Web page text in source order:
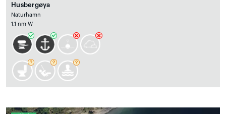
Husbergøya
Naturhamn
1.1 nm W